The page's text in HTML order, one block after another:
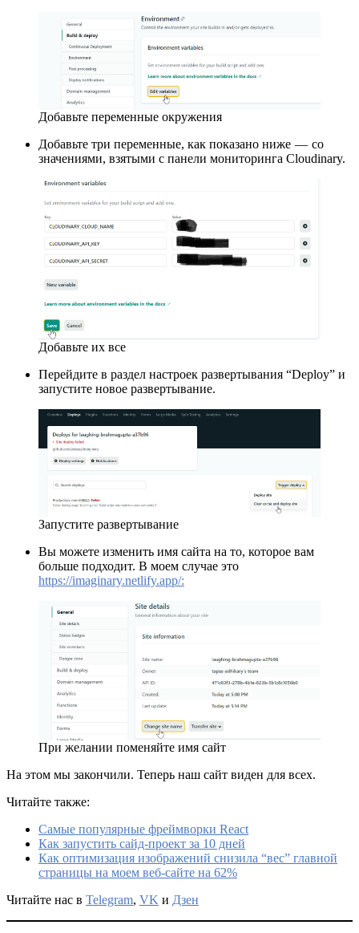
Добавьте переменные окружения
Добавьте три переменные, как показано ниже — со
значениями, взятыми с панели мониторинга Cloudinary.
Добавьте их все
Перейдите в раздел настроек развертывания “Deploy” и
запустите новое развертывание.
Запустите развертывание
Вы можете изменить имя сайта на то, которое вам
больше подходит. В моем случае это
https://imaginary.netlify.app/:
При желании поменяйте имя сайт
На этом мы закончили. Теперь наш сайт виден для всех.
Читайте также:
Самые популярные фреймворки React
Как запустить сайд-проект за 10 дней
Как оптимизация изображений снизила “вес” главной
страницы на моем веб-сайте на 62%
Читайте нас в Telegram, VK и Дзен